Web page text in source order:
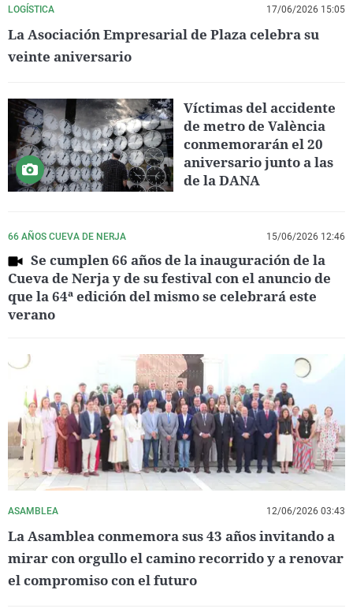
LOGÍSTICA 17/06/2026 15:05
La Asociación Empresarial de Plaza celebra su
veinte aniversario
Víctimas del accidente
de metro de València
conmemorarán el 20
aniversario junto a las
de la DANA
66 AÑOS CUEVA DE NERJA 15/06/2026 12:46
Se cumplen 66 años de la inauguración de la
Cueva de Nerja y de su festival con el anuncio de
que la 64ª edición del mismo se celebrará este
verano
ASAMBLEA 12/06/2026 03:43
La Asamblea conmemora sus 43 años invitando a
mirar con orgullo el camino recorrido y a renovar
el compromiso con el futuro